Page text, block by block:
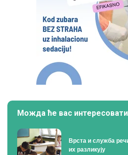
Можда ће вас интересовати
Врста и служба
их разликују